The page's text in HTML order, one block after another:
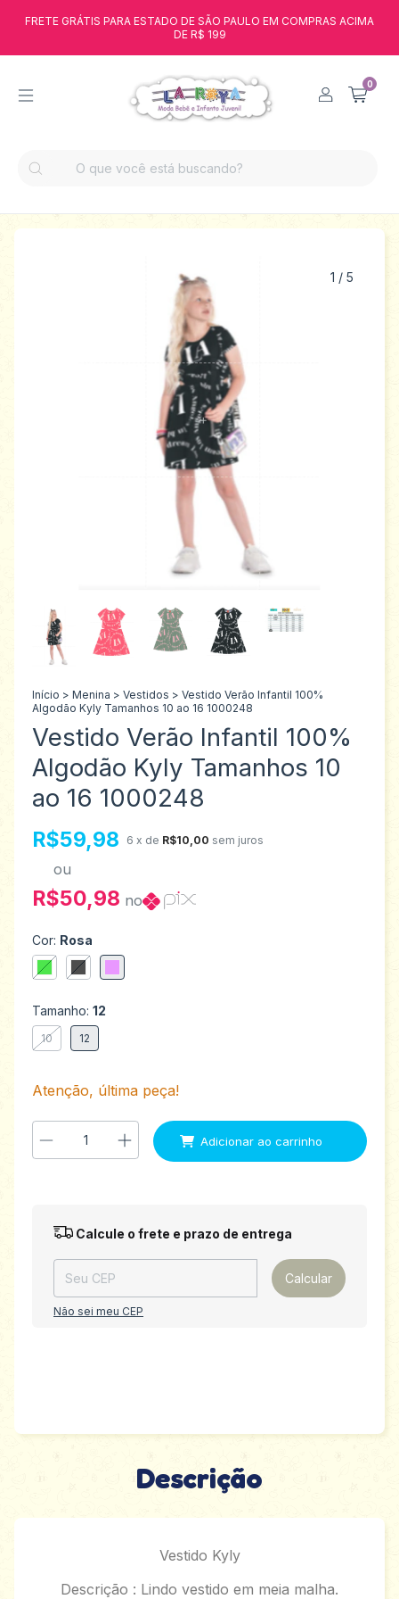
FRETE GRÁTIS PARA ESTADO DE SÃO PAULO EM COMPRAS ACIMA
DE R$ 199
0
1 / 5
Início > Menina > Vestidos > Vestido Verão Infantil 100%
Algodão Kyly Tamanhos 10 ao 16 1000248
Vestido Verão Infantil 100%
Algodão Kyly Tamanhos 10
ao 16 1000248
R$59,98 6 x de R$10,00 sem juros
ou
R$50,98 no
Cor: Rosa
Tamanho: 12
10 12
Atenção, última peça!
Entregas para o CEP: Alterar CEP
Calcule o frete e prazo de entrega
Calcular
Não sei meu CEP
Descrição
Vestido Kyly
Descrição : Lindo vestido em meia malha.